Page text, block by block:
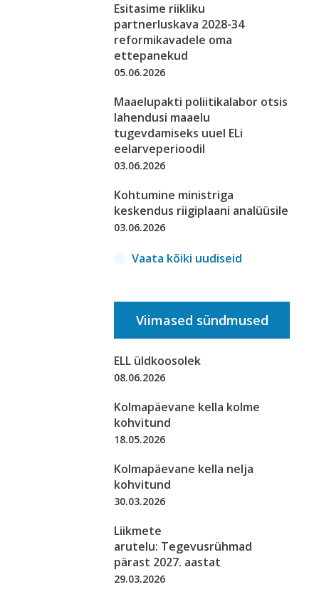
Esitasime riikliku
partnerluskava 2028-34
reformikavadele oma
ettepanekud
05.06.2026
Maaelupakti poliitikalabor otsis
lahendusi maaelu
tugevdamiseks uuel ELi
eelarveperioodil
03.06.2026
Kohtumine ministriga
keskendus riigiplaani analüüsile
03.06.2026
Vaata kõiki uudiseid
Viimased sündmused
ELL üldkoosolek
08.06.2026
Kolmapäevane kella kolme
kohvitund
18.05.2026
Kolmapäevane kella nelja
kohvitund
30.03.2026
Liikmete
arutelu: Tegevusrühmad
pärast 2027. aastat
29.03.2026